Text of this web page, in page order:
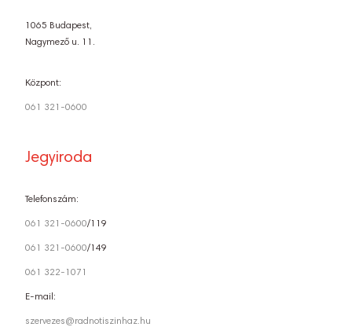
1065 Budapest,
Nagymező u. 11.
Központ:
061 321-0600
Jegyiroda
Telefonszám:
061 321-0600/119
061 321-0600/149
061 322-1071
E-mail:
szervezes@radnotiszinhaz.hu